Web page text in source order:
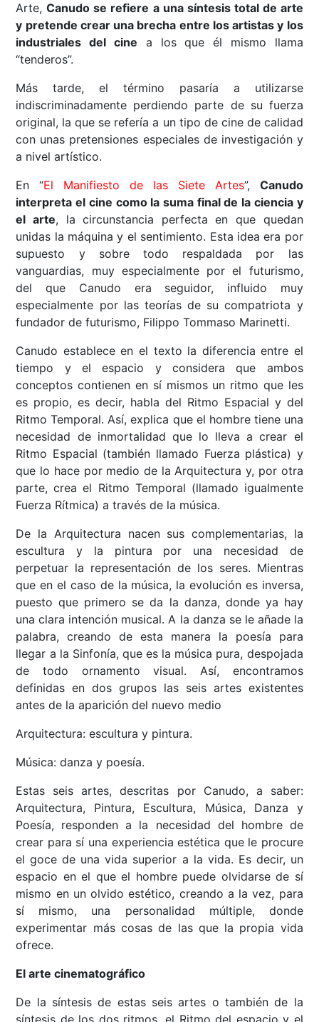
Arte,Canudo se refiere a una síntesis total de arte
y pretende crear una brecha entre los artistas y los
industriales del cine a los que él mismo llama
“tenderos”.
Más tarde, el término pasaría a utilizarse
indiscriminadamente perdiendo parte de su fuerza
original, la que se refería a un tipo de cine de calidad
con unas pretensiones especiales de investigación y
a nivel artístico.
En “El Manifiesto de las Siete Artes”, Canudo
interpreta el cine como la suma final de la ciencia y
el arte, la circunstancia perfecta en que quedan
unidas la máquina y el sentimiento. Esta idea era por
supuesto y sobre todo respaldada por las
vanguardias, muy especialmente por el futurismo,
del que Canudo era seguidor, influido muy
especialmente por las teorías de su compatriota y
fundador de futurismo, Filippo Tommaso Marinetti.
Canudo establece en el texto la diferencia entre el
tiempo y el espacio y considera que ambos
conceptos contienen en sí mismos un ritmo que les
es propio, es decir, habla del Ritmo Espacial y del
Ritmo Temporal. Así, explica que el hombre tiene una
necesidad de inmortalidad que lo lleva a crear el
Ritmo Espacial (también llamado Fuerza plástica) y
que lo hace por medio de la Arquitectura y, por otra
parte, crea el Ritmo Temporal (llamado igualmente
Fuerza Rítmica) a través de la música.
De la Arquitectura nacen sus complementarias, la
escultura y la pintura por una necesidad de
perpetuar la representación de los seres. Mientras
que en el caso de la música, la evolución es inversa,
puesto que primero se da la danza, donde ya hay
una clara intención musical. A la danza se le añade la
palabra, creando de esta manera la poesía para
llegar a la Sinfonía, que es la música pura, despojada
de todo ornamento visual. Así, encontramos
definidas en dos grupos las seis artes existentes
antes de la aparición del nuevo medio
Arquitectura: escultura y pintura.
Música: danza y poesía.
Estas seis artes, descritas por Canudo, a saber:
Arquitectura, Pintura, Escultura, Música, Danza y
Poesía, responden a la necesidad del hombre de
crear para sí una experiencia estética que le procure
el goce de una vida superior a la vida. Es decir, un
espacio en el que el hombre puede olvidarse de sí
mismo en un olvido estético, creando a la vez, para
sí mismo, una personalidad múltiple, donde
experimentar más cosas de las que la propia vida
ofrece.
El arte cinematográfico
De la síntesis de estas seis artes o también de la